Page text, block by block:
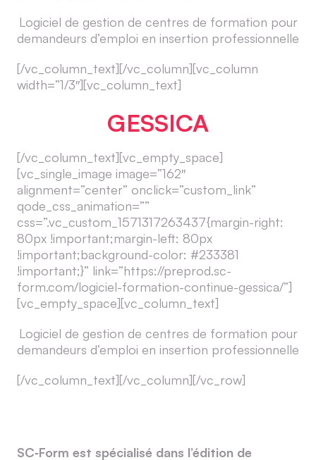
Logiciel de gestion de centres de formation pour
demandeurs d’emploi en insertion professionnelle
[/vc_column_text][/vc_column][vc_column
width=”1/3″][vc_column_text]
GESSICA
[/vc_column_text][vc_empty_space]
[vc_single_image image=”162″
alignment=”center” onclick=”custom_link”
qode_css_animation=””
css=”.vc_custom_1571317263437{margin-right:
80px !important;margin-left: 80px
!important;background-color: #233381
!important;}” link=”https://preprod.sc-
form.com/logiciel-formation-continue-gessica/”]
[vc_empty_space][vc_column_text]
Logiciel de gestion de centres de formation pour
demandeurs d’emploi en insertion professionnelle
[/vc_column_text][/vc_column][/vc_row]
SC‑Form est spécialisé dans l’édition de